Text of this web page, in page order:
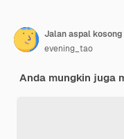
Jalan aspal
evening_tao
Anda mungkin juga